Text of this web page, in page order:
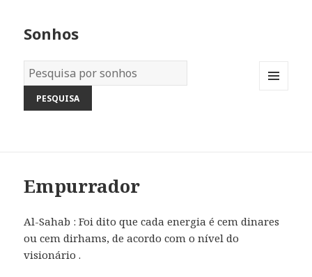
Sonhos
Dicionário
dos
Sonhos:
Empurrador
Al-Sahab : Foi dito que cada energia é cem dinares
ou cem dirhams, de acordo com o nível do
visionário .